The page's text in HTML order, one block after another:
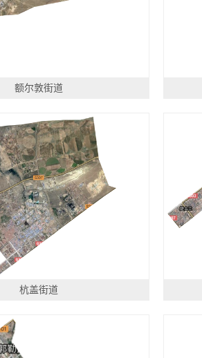
额尔敦街道
杭盖街道